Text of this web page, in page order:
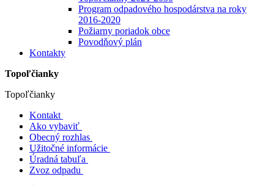
Program odpadového hospodárstva na roky
2016-2020
Požiarny poriadok obce
Povodňový plán
Kontakty
Topoľčianky
Topoľčianky
Kontakt
Ako vybaviť
Obecný rozhlas
Užitočné informácie
Úradná tabuľa
Zvoz odpadu